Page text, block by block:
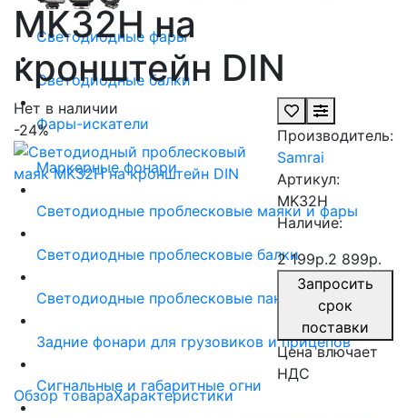
Светодиодные фары
Светодиодные балки
Фары-искатели
Маркерные фонари
Светодиодные проблесковые маяки и фары
Светодиодные проблесковые балки
Светодиодные проблесковые панели
Задние фонари для грузовиков и прицепов
Сигнальные и габаритные огни
MK32H на
кронштейн DIN
Нет в наличии
-24%
Производитель:
Samrai
Артикул:
MK32H
Наличие:
2 199р.2 899р.
Запросить
срок
поставки
Цена влючает
НДС
Обзор товараХарактеристики